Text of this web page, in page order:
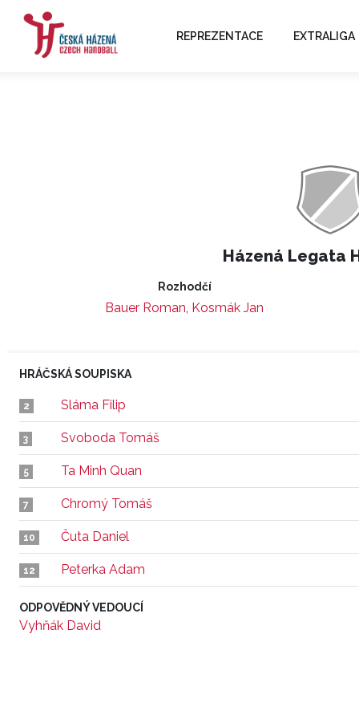
REPREZENTACE EXTRALIGA
Házená Legata
Rozhodčí
Bauer Roman, Kosmák Jan
HRÁČSKÁ SOUPISKA
2 Sláma Filip
3 Svoboda Tomáš
5 Ta Minh Quan
7 Chromý Tomáš
10 Čuta Daniel
12 Peterka Adam
ODPOVĚDNÝ VEDOUCÍ
Vyhňák David